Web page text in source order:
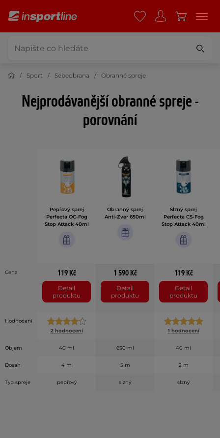
Sport Sebeobrana Obranné spreje
Nejprodávanější obranné spreje -
porovnání
Pepřový sprej
Perfecta OC-Fog
Stop Attack 40ml
Obranný sprej
Anti-Zver 650ml
Slzný sprej
Perfecta CS-Fog
Stop Attack 40ml
Cena 119 Kč
Detail
produktu
1 590 Kč
Detail
produktu
119 Kč
Detail
produktu
Hodnocení
2 hodnocení
1 hodnocení
Objem 40 ml 650 ml 40 ml
Dosah 4 m 5 m 2 m
Typ spreje pepřový slzný slzný